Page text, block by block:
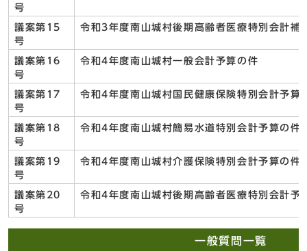
号
議案第15
号
令和3年度南山城村後期高齢者医療特別会計
議案第16
号
令和4年度南山城村一般会計予算の件
議案第17
号
令和4年度南山城村国民健康保険特別会計予算
議案第18
号
令和4年度南山城村簡易水道特別会計予算の件
議案第19
号
令和4年度南山城村介護保険特別会計予算の件
議案第20
号
令和4年度南山城村後期高齢者医療特別会計予
一般質問一覧